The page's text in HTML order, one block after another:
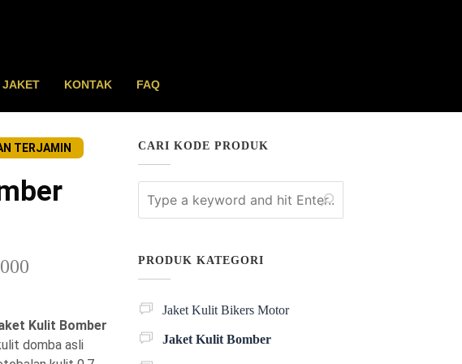
JAKET KONTAK FAQ
CARI KODE PRODUK
PRODUK KATEGORI
Jaket Kulit Bikers Motor
Jaket Kulit Bomber
TERJAMIN
r
g
Kulit Bomber
domba asli